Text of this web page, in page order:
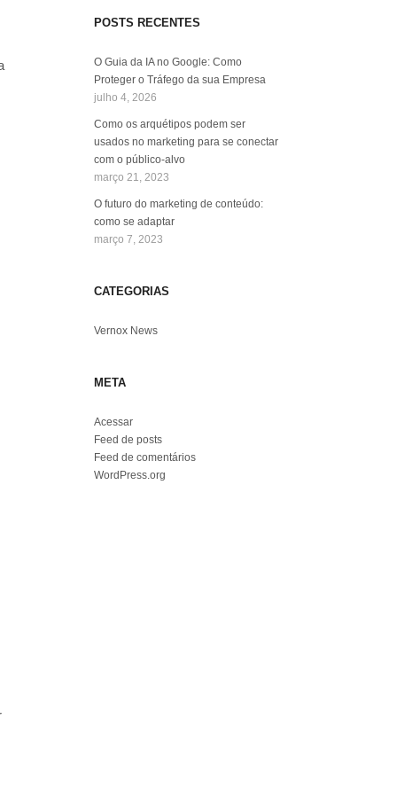
POSTS RECENTES
O Guia da IA no Google: Como
Proteger o Tráfego da sua Empresa
julho 4, 2026
Como os arquétipos podem ser
usados no marketing para se conectar
com o público-alvo
março 21, 2023
O futuro do marketing de conteúdo:
como se adaptar
março 7, 2023
CATEGORIAS
Vernox News
META
Acessar
Feed de posts
Feed de comentários
WordPress.org